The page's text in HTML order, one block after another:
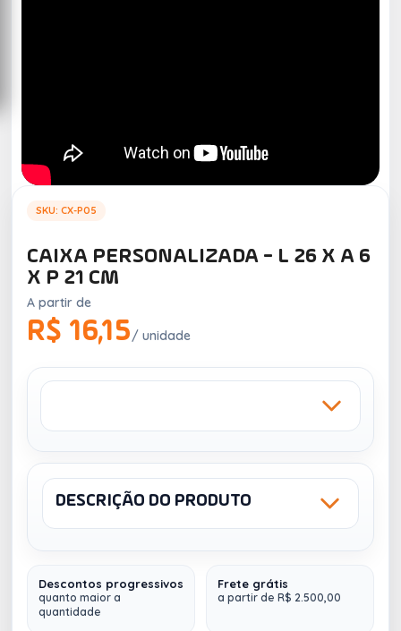
SKU: CX-P05
CAIXA PERSONALIZADA - L 26 X A 6
X P 21 CM
A partir de
R$ 16,15/ unidade
DESCRIÇÃO DO PRODUTO
Caixa Personalizada Couchê 250g + Onda E
Descontos progressivos
quanto maior a
quantidade
Frete grátis
a partir de R$ 2.500,00